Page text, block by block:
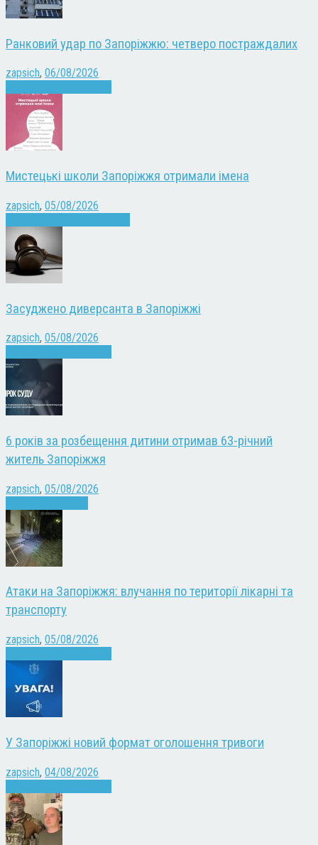
Ранковий удар по Запоріжжю: четверо постраждалих
zapsich, 06/08/2026
Мистецькі школи Запоріжжя отримали імена
zapsich, 05/08/2026
Засуджено диверсанта в Запоріжжі
zapsich, 05/08/2026
6 років за розбещення дитини отримав 63-річний
житель Запоріжжя
zapsich, 05/08/2026
Атаки на Запоріжжя: влучання по території лікарні та
транспорту
zapsich, 05/08/2026
У Запоріжжі новий формат оголошення тривоги
zapsich, 04/08/2026